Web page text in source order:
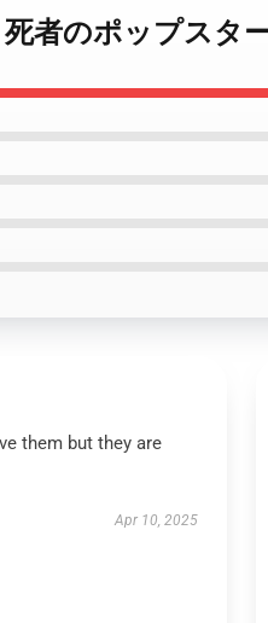
者のポップスタ
them but they are
Apr 10, 2025